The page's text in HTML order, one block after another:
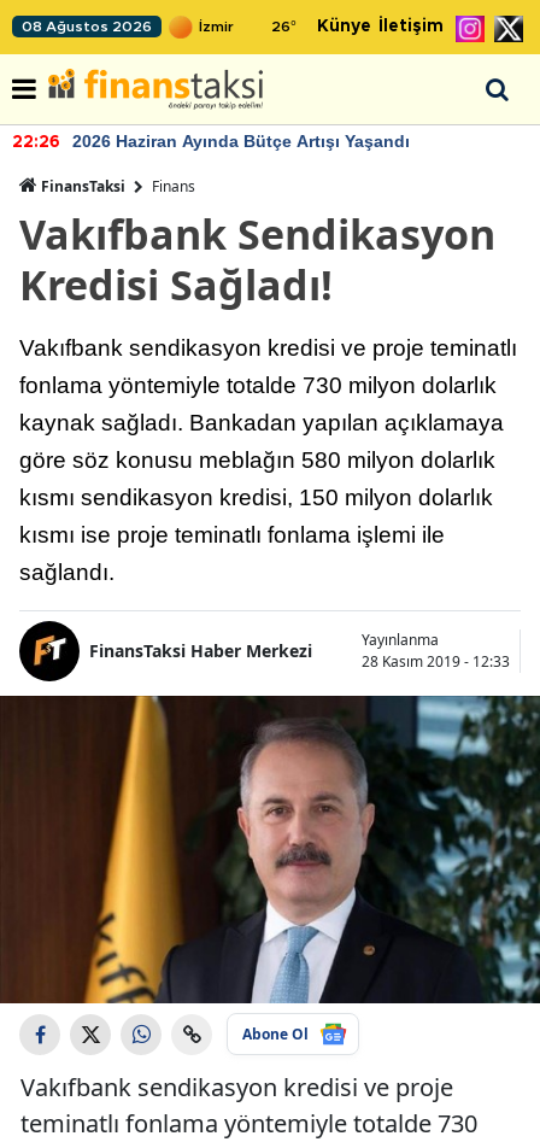
08 Ağustos 2026 26° Künye İletişim
22:26 2026 Haziran Ayında Bütçe Artışı Yaşandı
FinansTaksi Finans
Vakıfbank Sendikasyon
Kredisi Sağladı!
Vakıfbank sendikasyon kredisi ve proje teminatlı
fonlama yöntemiyle totalde 730 milyon dolarlık
kaynak sağladı. Bankadan yapılan açıklamaya
göre söz konusu meblağın 580 milyon dolarlık
kısmı sendikasyon kredisi, 150 milyon dolarlık
kısmı ise proje teminatlı fonlama işlemi ile
sağlandı.
FinansTaksi Haber Merkezi
Yayınlanma
28 Kasım 2019 - 12:33
Abone Ol
Vakıfbank sendikasyon kredisi ve proje
teminatlı fonlama yöntemiyle totalde 730